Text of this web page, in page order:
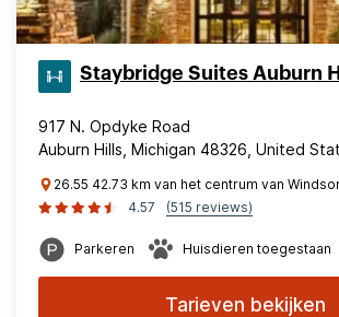
Staybridge Suites Auburn
917 N. Opdyke Road
Auburn Hills, Michigan 48326, United
26.55 42.73 km van het centrum van
4.57
(515 reviews)
Parkeren Huisdieren toegestaan
Tarieven bekijken